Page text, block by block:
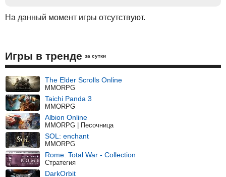
На данный момент игры отсутствуют.
Игры в тренде за сутки
The Elder Scrolls Online
MMORPG
Taichi Panda 3
MMORPG
Albion Online
MMORPG | Песочница
SOL: enchant
MMORPG
Rome: Total War - Collection
Стратегия
DarkOrbit